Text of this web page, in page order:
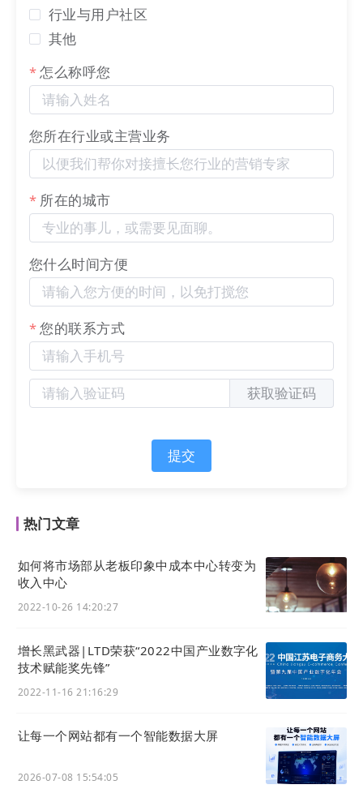
系统化的数智化能力。单一技能已不足够，我们需要
的是‘管理’、‘营销’、‘
乎技能，更关乎战略与增长。
(浙江省首席信息官协会秘书长于泽胜)
道。当技术人员掌握了LTD这套能直接带来增长的“操
作系统”时，他们便具备了冲击CEO的决策能力。
22集团董事长许远东在现场分享：“数智时代下，企
业高管的认知升级比工具赋能更重要。DMP项目将课
程具体化、具象化，填补了市场上‘重形式、轻实
行业与用户社区
其他
怎么称呼您
您所在行业或主营业务
所在的城市
您什么时间方便
您的联系方式
获取验证码
提交
热门文章
如何将市场部从老板印象中成本中心转变为
收入中心
2022-10-26 14:20:27
增长黑武器|LTD荣获“2022中国产业数字化
技术赋能奖先锋”
2022-11-16 21:16:29
让每一个网站都有一个智能数据大屏
2026-07-08 15:54:05